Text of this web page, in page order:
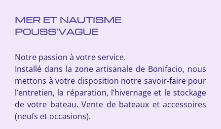
MER ET NAUTISME
POUSS’VAGUE
Notre passion à votre service.
Installé dans la zone artisanale de Bonifacio, nous
mettons à votre disposition notre savoir-faire pour
l’entretien, la réparation, l’hivernage et le stockage
de votre bateau. Vente de bateaux et accessoires
(neufs et occasions).